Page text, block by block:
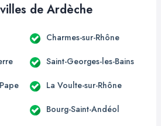
de Ardèche
Charmes-sur-Rhône
Saint-Georges-les-Bains
La Voulte-sur-Rhône
Bourg-Saint-Andéol